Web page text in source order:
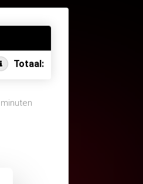
Totaal: